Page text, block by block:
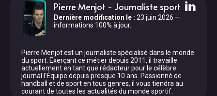
Pierre Menjot - Journaliste sport
Dernière modification le: 23 juin 2026 –
informations 100% à jour.
Pierre Menjot est un journaliste spécialisé dans le monde
du sport. Exerçant ce métier depuis 2011, il travaille
actuellement en tant que rédacteur pour le célèbre
journal l'Équipe depuis presque 10 ans. Passionné de
handball et de sport en tous genres, il vous tiendra au
courant de toutes les actualités du monde sportif.